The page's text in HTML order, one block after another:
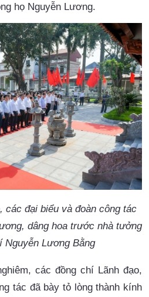
họ Nguyễn Lương.
các đại biểu và đoàn công tác
dâng hoa trước nhà tưởng
Nguyễn Lương Bằng
các đồng chí Lãnh đạo,
tác đã bày tỏ lòng thành kính